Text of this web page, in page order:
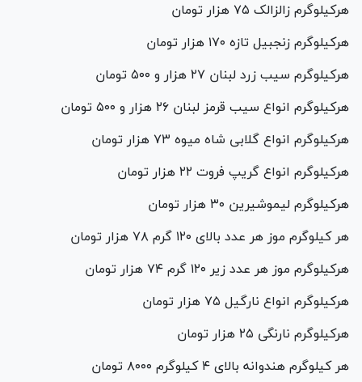
هرکیلوگرم زالزالک ۷۵ هزار تومان
هرکیلوگرم زنجبیل تازه ۱۷۰ هزار تومان
هرکیلوگرم سیب زرد لبنان ۲۷ هزار و ۵۰۰ تومان
هرکیلوگرم انواع سیب قرمز لبنان ۲۶ هزار و ۵۰۰ تومان
هرکیلوگرم انواع گلابی شاه میوه ۷۳ هزار تومان
هرکیلوگرم انواع گریپ فروت ۲۲ هزار تومان
هرکیلوگرم لیموشیرین ۳۰ هزار تومان
هر کیلوگرم موز هر عدد بالای ۱۲۰ گرم ۷۸ هزار تومان
هرکیلوگرم موز هر عدد زیر ۱۲۰ گرم ۷۴ هزار تومان
هرکیلوگرم انواع نارگیل ۷۵ هزار تومان
هرکیلوگرم نارنگی ۲۵ هزار تومان
هر کیلوگرم هندوانه بالای ۴ کیلوگرم ۸۰۰۰ تومان